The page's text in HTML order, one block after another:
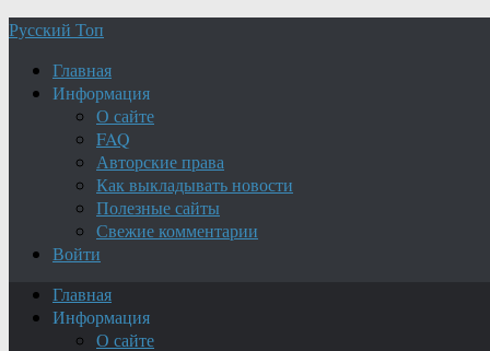
Русский Топ
Главная
Информация
О сайте
FAQ
Авторские права
Как выкладывать новости
Полезные сайты
Свежие комментарии
Войти
Главная
Информация
О сайте